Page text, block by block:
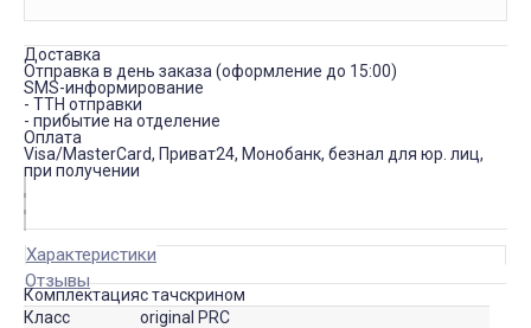
Доставка
Отправка в день заказа (оформление до 15:00)
SMS-информирование
- ТТН отправки
- прибытие на отделение
Оплата
Visa/MasterCard, Приват24, Монобанк, безнал для юр. лиц,
при получении
Характеристики
Отзывы
Комплектацияс тачскрином
Класс
original PRC